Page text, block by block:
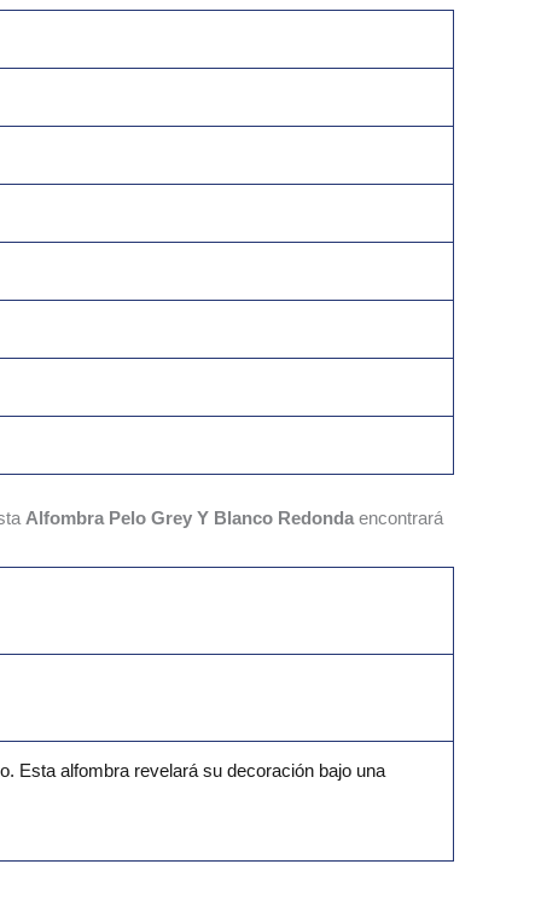
Alfombra Pelo Grey Y Blanco Redonda encontrará
Esta alfombra revelará su decoración bajo una